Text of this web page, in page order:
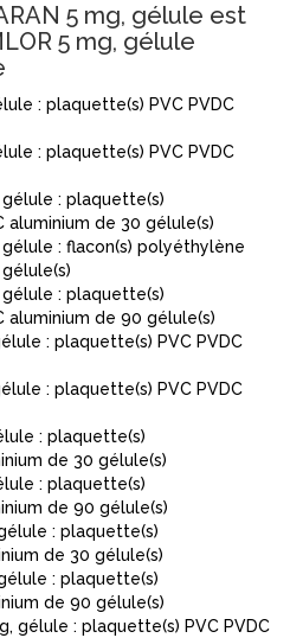
5 mg, gélule est
5 mg, gélule
: plaquette(s) PVC PVDC
: plaquette(s) PVC PVDC
gélule : plaquette(s)
aluminium de 30 gélule(s)
gélule : flacon(s) polyéthylène
gélule : plaquette(s)
aluminium de 90 gélule(s)
: plaquette(s) PVC PVDC
: plaquette(s) PVC PVDC
: plaquette(s)
de 30 gélule(s)
: plaquette(s)
de 90 gélule(s)
gélule : plaquette(s)
de 30 gélule(s)
gélule : plaquette(s)
de 90 gélule(s)
gélule : plaquette(s) PVC PVDC